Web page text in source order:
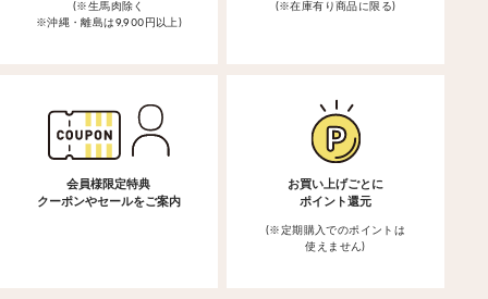
(※生馬肉除く
※沖縄・離島は9,900円以上)
(※在庫有り商品に限る)
会員様限定特典
クーポンやセールをご案内
お買い上げごとに
ポイント還元
(※定期購入でのポイントは
使えません)